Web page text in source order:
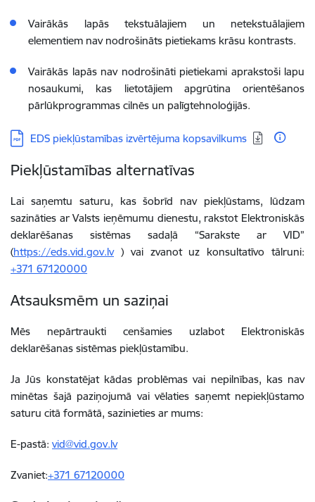
Vairākās lapās tekstuālajiem un netekstuālajiem
elementiem nav nodrošināts pietiekams krāsu kontrasts.
Vairākās lapās nav nodrošināti pietiekami aprakstoši lapu
nosaukumi, kas lietotājiem apgrūtina orientēšanos
pārlūkprogrammas cilnēs un palīgtehnoloģijās.
Lejupielādēt:
EDS piekļūstamības izvērtējuma kopsavilkums
Piekļūstamības alternatīvas
Lai saņemtu saturu, kas šobrīd nav piekļūstams, lūdzam
sazināties ar Valsts ieņēmumu dienestu, rakstot Elektroniskās
deklarēšanas sistēmas sadaļā “Sarakste ar VID”
(https://eds.vid.gov.lv) vai zvanot uz konsultatīvo tālruni:
+371 67120000
Atsauksmēm un saziņai
Mēs nepārtraukti cenšamies uzlabot Elektroniskās
deklarēšanas sistēmas piekļūstamību.
Ja Jūs konstatējat kādas problēmas vai nepilnības, kas nav
minētas šajā paziņojumā vai vēlaties saņemt nepiekļūstamo
saturu citā formātā, sazinieties ar mums:
E-pastā: vid@vid.gov.lv
Zvaniet:+371 67120000